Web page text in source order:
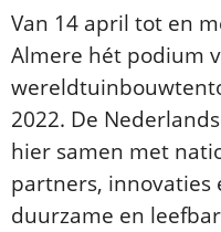
Van 14 april tot en
Almere hét podium
2022. De
hier samen met
partners, innovaties
duurzame en